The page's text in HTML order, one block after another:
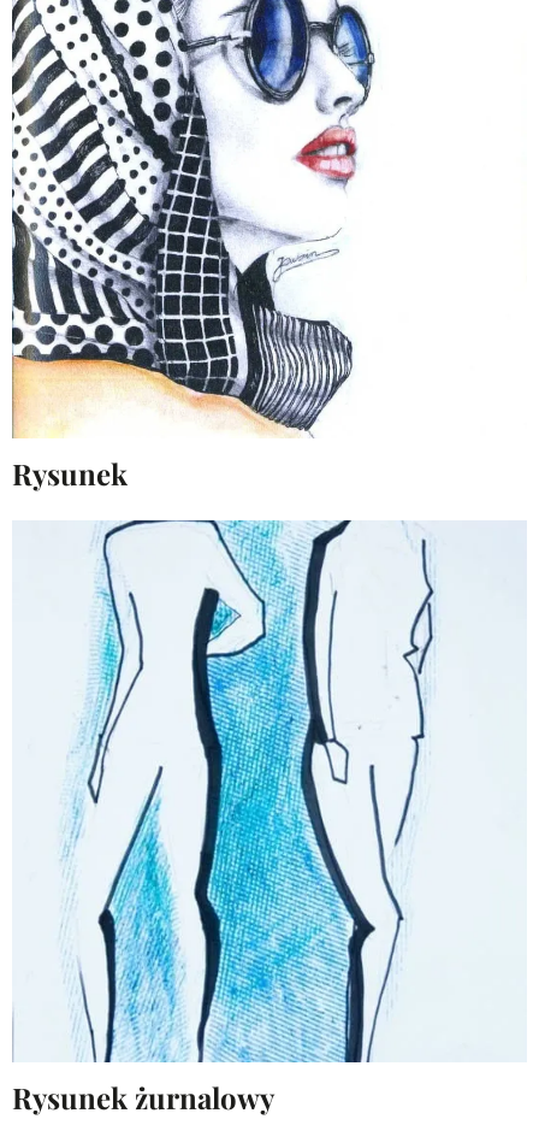
Rysunek
Rysunek żurnalowy